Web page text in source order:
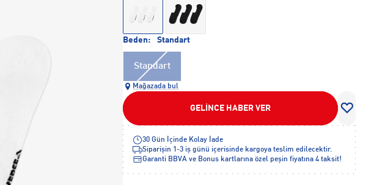
Beden: Standart
Standart
Mağazada bul
GELİNCE HABER VER
30 Gün İçinde Kolay İade
Siparişin 1-3 iş günü içerisinde kargoya teslim edilecektir.
Garanti BBVA ve Bonus kartlarına özel peşin fiyatına 4 taksit!